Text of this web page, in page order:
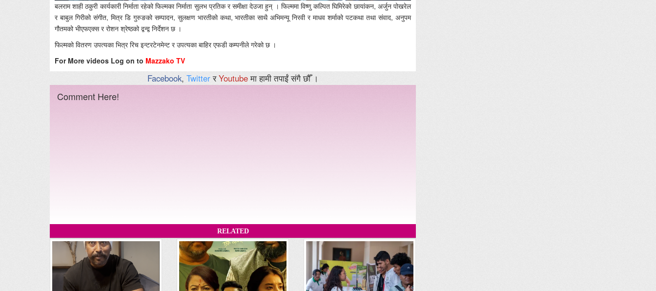
बलराम शाही ठकुरी कार्यकारी निर्माता रहेको फिल्मका निर्माता सुलभ प्रतिक र समीक्षा देउजा हुन् । फिल्ममा विष्णु कल्पित घिमिरेको छायांकन, अर्जुन पोखरेल
र बाबुल गिरीको संगीत, मित्र डि गुरुङको सम्पादन, सुलक्षण भारतीको कथा, भारतीका साथै अभिमन्यू निरवी र माधव शर्माको पटकथा तथा संवाद, अनुपम
गौतमको भीएफएक्स र रोशन श्रेष्ठको द्वन्द्व निर्देशन छ ।
फिल्मको वितरण उपत्यका भित्र रिच इन्टरटेनमेन्ट र उपत्यका बाहिर एफडी कम्पनीले गरेको छ ।
For More videos Log on to Mazzako TV
Facebook, TwitterरYoutubeमा हामी तपाईं संगै छौँ ।
Comment Here!
RELATED